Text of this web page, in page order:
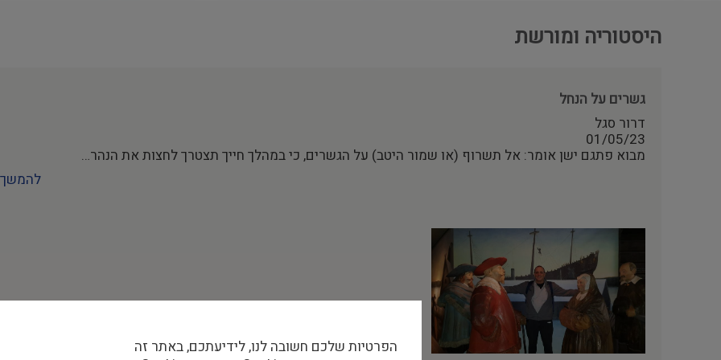
היסטוריה ומורשת
גשרים על הנחל
דרור סגל
01/05/23
מבוא פתגם ישן אומר: אל תשרוף (או שמור היטב) על הגשרים, כי במהלך חייך תצטרך לחצות את הנהר…
הפרטיות שלכם חשובה לנו, לידיעתכם, באתר זה